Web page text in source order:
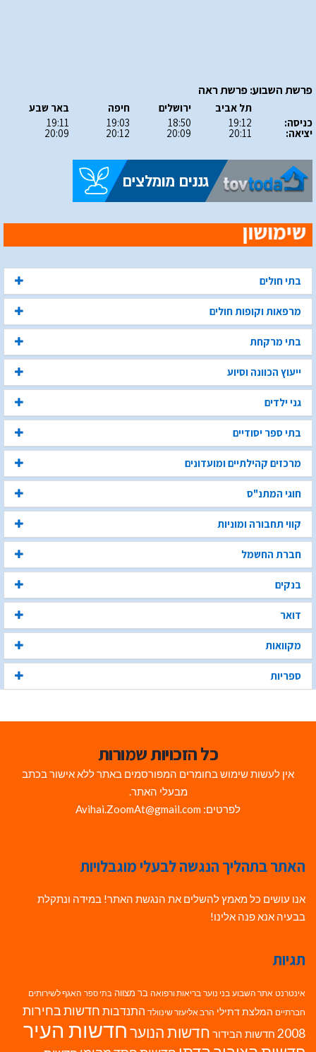
פרשת השבוע: פרשת ראה
כניסה:
יציאה:
תל אביב
19:12
20:11
ירושלים
18:50
20:09
חיפה
19:03
20:12
באר שבע
19:11
20:09
בתי חולים
מרפאות וקופות חולים
בתי מרקחת
ייעוץ הכוונה וסיוע
גני ילדים
בתי ספר יסודיים
מרכזים קהילתיים ומועדונים
חוגי המתנ"ס
קווי תחבורה ומוניות
חברת החשמל
בנקים
דואר
מקוואות
ספריות
כל הזכויות שמורות
אין לעשות שימוש בחומרים המפורסמים באתר ללא אישור בכתב
מבעלי האתר.
לפרטים: Avihai.ZoomAt@gmail.com
האתר בתהליך הנגשה לבעלי מוגבלויות
אנו עושים כל מאמץ להשלים את הנגשת האתר! במידה ונתקלת
בבעיה אנא פנה אלינו!
תגיות
אינטרנט אתר השבוע בני נוער בריאות ורפואה בר מצווה בתי ספר האגף לשירותים
חברתיים המלצת דתילי הרב אליעזר שינוולד התנדבות חדשות בחירות
2008 חדשות הבידור חדשות הנוערחדשות העיר